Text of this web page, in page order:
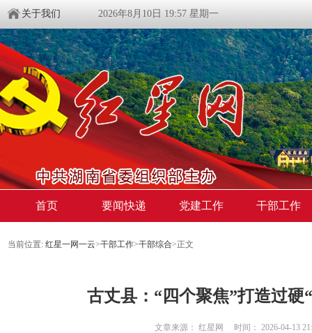
关于我们 2026年8月10日 19:57 星期一
首页 要闻快递 党建工作 干部工作
当前位置: 红星一网一云>干部工作>干部综合>正文
古丈县：“四个聚焦”打造过硬
文章来源： 红星网 时间： 2026-04-13